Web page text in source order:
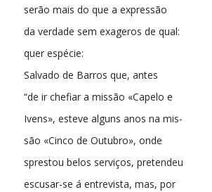
serão mais do que a expressão
da verdade sem exageros de qual:
quer espécie:
Salvado de Barros que, antes
“de ir chefiar a missão «Capelo e
Ivens», esteve alguns anos na mis-
são «Cinco de Outubro», onde
sprestou belos serviços, pretendeu
escusar-se á entrevista, mas, por